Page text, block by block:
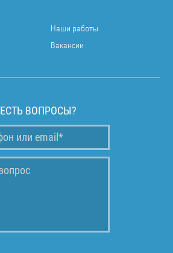
Наши работы
Вакансии
ЕСТЬ ВОПРОСЫ?